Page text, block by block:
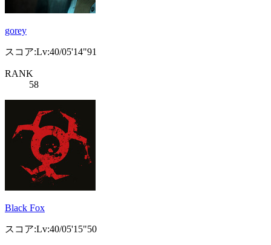
gorey
スコア:Lv:40/05'14"91
RANK
58
Black Fox
スコア:Lv:40/05'15"50